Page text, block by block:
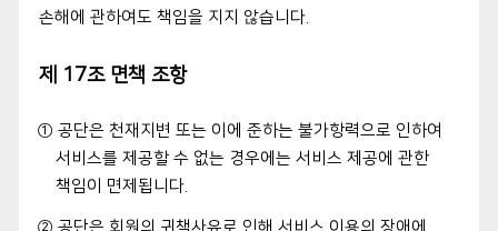
손해에 관하여도 책임을 지지 않습니다.
제 17조 면책 조항
① 공단은 천재지변 또는 이에 준하는 불가항력으로 인하여
서비스를 제공할 수 없는 경우에는 서비스 제공에 관한
책임이 면제됩니다.
② 공단은 회원의 귀책사유로 인해 서비스 이용의 장애에